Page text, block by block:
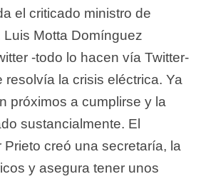
el criticado ministro de
Motta Domínguez
-todo lo hacen vía Twitter-
la crisis eléctrica. Ya
próximos a cumplirse y la
sustancialmente. El
creó una secretaría, la
y asegura tener unos